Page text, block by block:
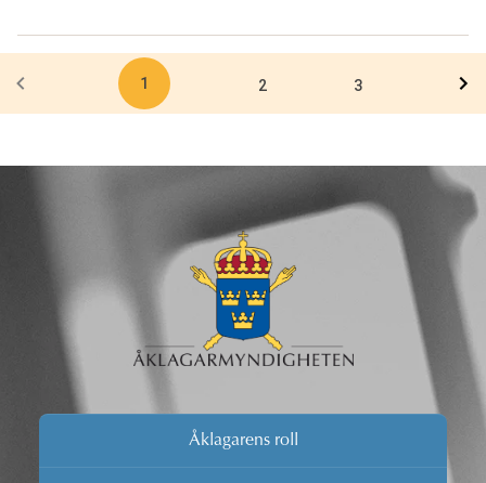
barnpornografibrott.
1 2 3
Åklagarens roll